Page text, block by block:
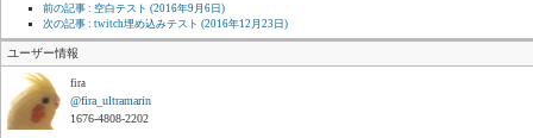
前の記事 : 空白テスト (2016年9月6日)
次の記事 : twitch埋め込みテスト (2016年12月23日)
ユーザー情報
fira
@fira_ultramarin
1676-4808-2202